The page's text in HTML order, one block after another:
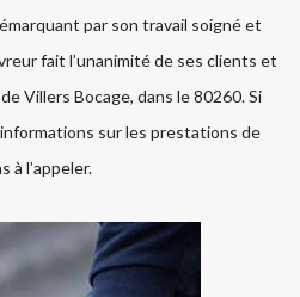
par son travail soigné et
fait l’unanimité de ses clients et
Villers Bocage, dans le 80260. Si
sur les prestations de
à l’appeler.